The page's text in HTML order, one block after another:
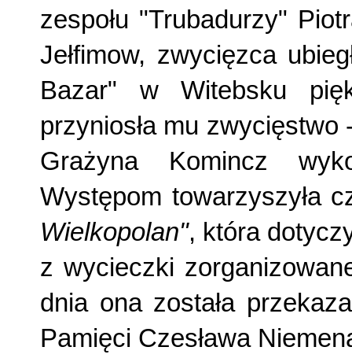
zespołu "Trubadurzy"
Jełfimow, zwycięzca
Bazar" w Witebsku
przyniosła mu zwycięstwo
Grażyna Komincz
Występom towarzyszyła
Wielkopolan", która
z wycieczki
dnia ona została
Pamięci Czesława